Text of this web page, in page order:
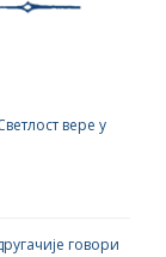
вере у
говори